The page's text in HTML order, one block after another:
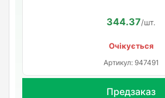
344.37/шт.
Очікується
Артикул: 947491
Предзаказ